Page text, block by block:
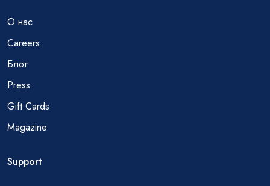
О нас
Careers
Блог
Press
Gift Cards
Magazine
Support